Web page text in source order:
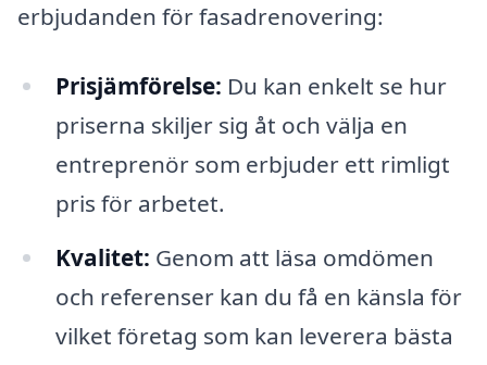
erbjudanden för fasadrenovering:
Prisjämförelse: Du kan enkelt se hur
priserna skiljer sig åt och välja en
entreprenör som erbjuder ett rimligt
pris för arbetet.
Kvalitet: Genom att läsa omdömen
och referenser kan du få en känsla för
vilket företag som kan leverera bästa